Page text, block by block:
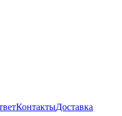
КонтактыДоставка